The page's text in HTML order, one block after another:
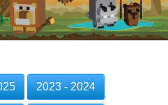
2023 - 2024